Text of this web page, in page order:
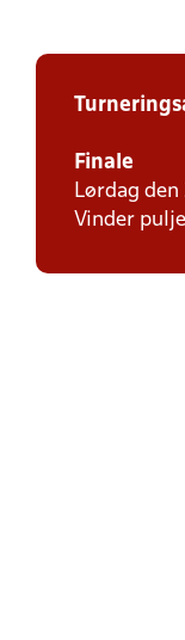
Finale
Lørdag
Vinder